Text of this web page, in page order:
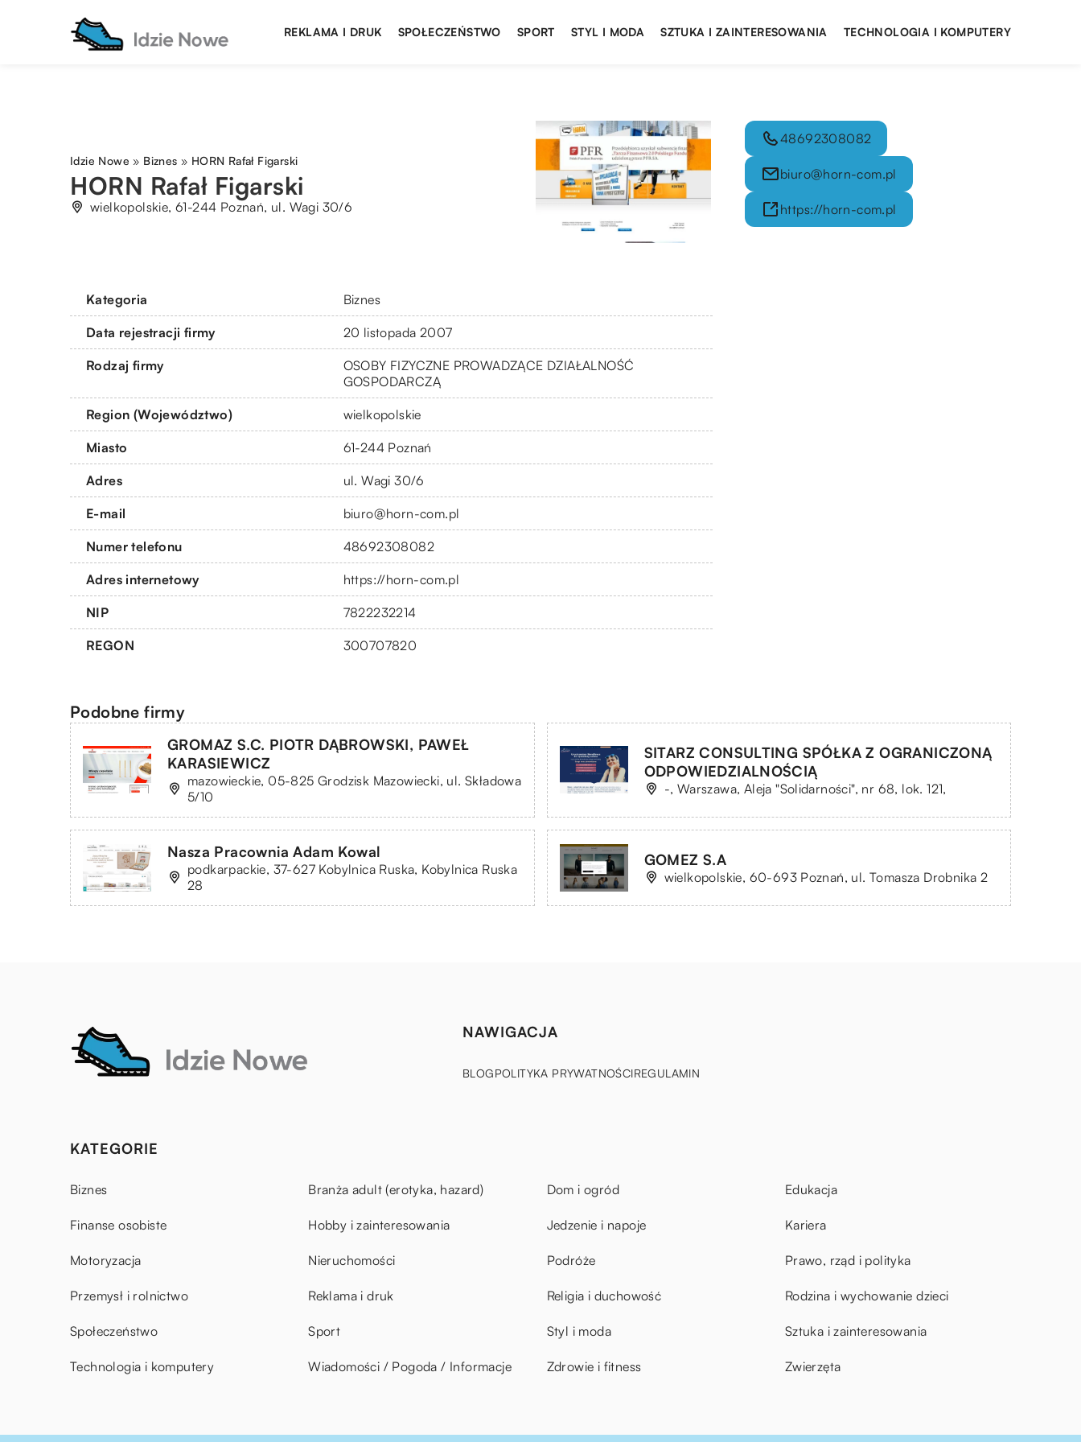
REKLAMA I DRUK SPOŁECZEŃSTWO SPORT STYL I MODA SZTUKA I ZAINTERESOWANIA TECHNOLOGIA I KOMPUTERY
Idzie Nowe » Biznes » HORN Rafał Figarski
HORN Rafał Figarski
wielkopolskie, 61-244 Poznań, ul. Wagi 30/6
Kategoria Biznes
Data rejestracji firmy 20 listopada 2007
Rodzaj firmy
OSOBY FIZYCZNE PROWADZĄCE DZIAŁALNOŚĆ
GOSPODARCZĄ
Region (Województwo) wielkopolskie
Miasto 61-244 Poznań
Adres ul. Wagi 30/6
E-mail biuro@horn-com.pl
Numer telefonu 48692308082
Adres internetowy https://horn-com.pl
NIP 7822232214
REGON 300707820
48692308082
biuro@horn-com.pl
https://horn-com.pl
Podobne firmy
GROMAZ S.C. PIOTR DĄBROWSKI, PAWEŁ
KARASIEWICZ
mazowieckie, 05-825 Grodzisk Mazowiecki, ul. Składowa
5/10
SITARZ CONSULTING SPÓŁKA Z OGRANICZONĄ
ODPOWIEDZIALNOŚCIĄ
-, Warszawa, Aleja "Solidarności", nr 68, lok. 121,
Nasza Pracownia Adam Kowal
podkarpackie, 37-627 Kobylnica Ruska, Kobylnica Ruska
28
GOMEZ S.A
wielkopolskie, 60-693 Poznań, ul. Tomasza Drobnika 2
NAWIGACJA
BLOGPOLITYKA PRYWATNOŚCIREGULAMIN
KATEGORIE
Biznes Branża adult (erotyka, hazard) Dom i ogród Edukacja
Finanse osobiste Hobby i zainteresowania Jedzenie i napoje Kariera
Motoryzacja Nieruchomości Podróże Prawo, rząd i polityka
Przemysł i rolnictwo Reklama i druk Religia i duchowość Rodzina i wychowanie dzieci
Społeczeństwo Sport Styl i moda Sztuka i zainteresowania
Technologia i komputery Wiadomości / Pogoda / Informacje Zdrowie i fitness Zwierzęta